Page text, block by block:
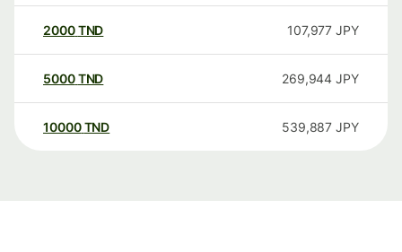
2000TND 107,977 JPY
5000TND 269,944 JPY
10000 TND 539,887 JPY